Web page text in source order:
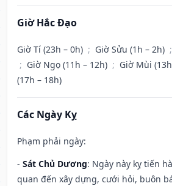
Giờ Hắc Đạo
Giờ Tí (23h – 0h) ; Giờ Sửu (1h – 2h) ;
; Giờ Ngọ (11h – 12h) ; Giờ Mùi
(17h – 18h)
Các Ngày Kỵ
Phạm phải ngày:
- Sát Chủ Dương: Ngày này kỵ tiến
quan đến xây dựng, cưới hỏi, buôn